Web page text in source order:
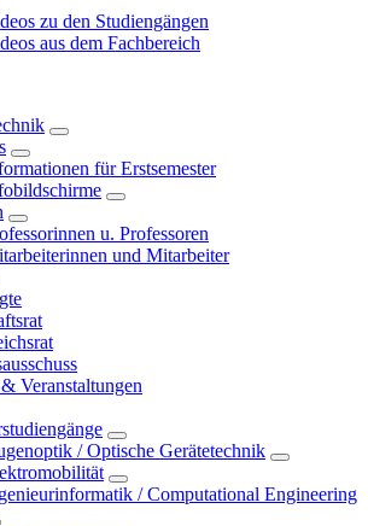
zu den Studiengängen
aus dem Fachbereich
für Erstsemester
u. Professoren
und Mitarbeiter
Veranstaltungen
/ Optische Gerätetechnik
/ Computational Engineering